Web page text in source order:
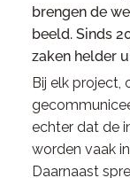
brengen de
beeld. Sinds
zaken helder
Bij elk project,
echter dat de
worden vaak
Daarnaast